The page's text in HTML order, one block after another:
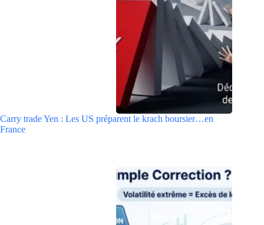
Carry trade Yen : Les US préparent le krach boursier…en
France